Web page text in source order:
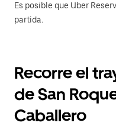
Es posible que Uber
partida.
Recorre el
de San
Caballero